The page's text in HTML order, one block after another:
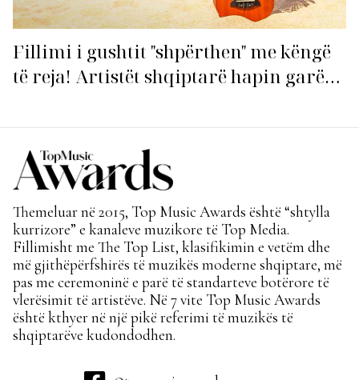
Fillimi i gushtit "shpërthen" me këngë
të reja! Artistët shqiptarë hapin garën
Themeluar në 2015, Top Music Awards është “shtylla
kurrizore” e kanaleve muzikore të Top Media.
Fillimisht me The Top List, klasifikimin e vetëm dhe
më gjithëpërfshirës të muzikës moderne shqiptare, më
pas me ceremoninë e parë të standarteve botërore të
vlerësimit të artistëve. Në 7 vite Top Music Awards
është kthyer në një pikë referimi të muzikës të
shqiptarëve kudondodhen.